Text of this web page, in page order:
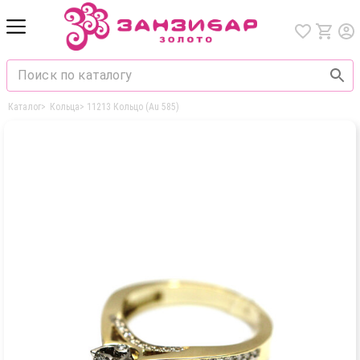
Каталог> Кольца> 11213 Кольцо (Au 585)